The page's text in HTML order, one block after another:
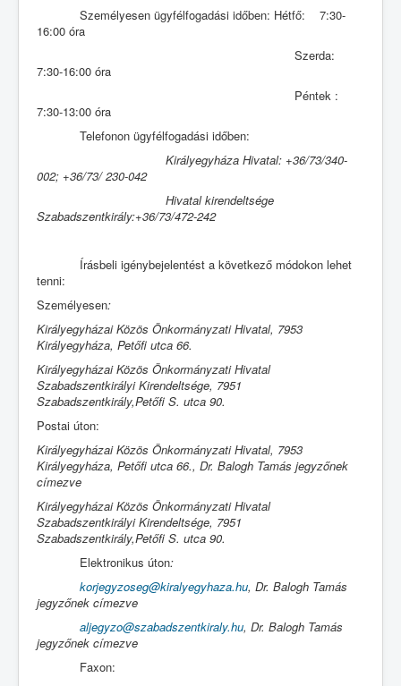
Személyesen ügyfélfogadási időben: Hétfő: 7:30-
16:00 óra
Szerda:
7:30-16:00 óra
Péntek :
7:30-13:00 óra
Telefonon ügyfélfogadási időben:
Királyegyháza Hivatal: +36/73/340-
002; +36/73/ 230-042
Hivatal kirendeltsége
Szabadszentkirály:+36/73/472-242
Írásbeli igénybejelentést a következő módokon lehet
tenni:
Személyesen:
Királyegyházai Közös Önkormányzati Hivatal, 7953
Királyegyháza, Petőfi utca 66.
Királyegyházai Közös Önkormányzati Hivatal
Szabadszentkirályi Kirendeltsége, 7951
Szabadszentkirály,Petőfi S. utca 90.
Postai úton:
Királyegyházai Közös Önkormányzati Hivatal, 7953
Királyegyháza, Petőfi utca 66., Dr. Balogh Tamás jegyzőnek
címezve
Királyegyházai Közös Önkormányzati Hivatal
Szabadszentkirályi Kirendeltsége, 7951
Szabadszentkirály,Petőfi S. utca 90.
Elektronikus úton:
korjegyzoseg@kiralyegyhaza.hu, Dr. Balogh Tamás
jegyzőnek címezve
aljegyzo@szabadszentkiraly.hu, Dr. Balogh Tamás
jegyzőnek címezve
Faxon: